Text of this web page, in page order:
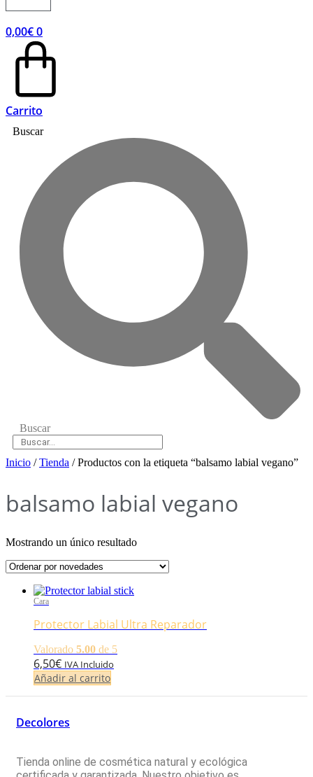
0,00€0
Carrito
Buscar
Buscar
Inicio /Tienda / Productos con la etiqueta “balsamo labial vegano”
balsamo labial vegano
Mostrando un único resultado
Cara
Protector Labial Ultra Reparador
Valorado 5.00 de 5
6,50€ IVA Incluido
Añadir al carrito
Decolores
Tienda online de cosmética natural y ecológica